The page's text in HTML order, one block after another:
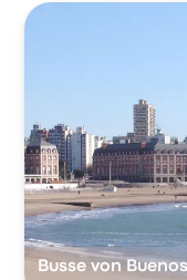
Busse von